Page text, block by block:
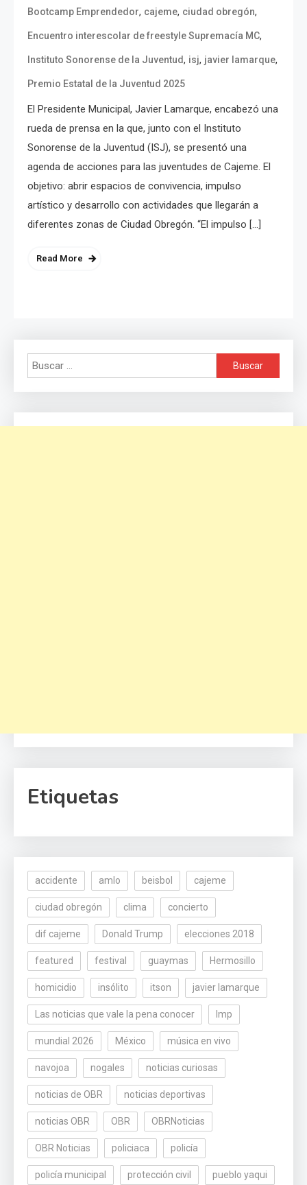
Bootcamp Emprendedor, cajeme, ciudad obregón,
Encuentro interescolar de freestyle Supremacía MC,
Instituto Sonorense de la Juventud, isj, javier lamarque,
Premio Estatal de la Juventud 2025
El Presidente Municipal, Javier Lamarque, encabezó una
rueda de prensa en la que, junto con el Instituto
Sonorense de la Juventud (ISJ), se presentó una
agenda de acciones para las juventudes de Cajeme. El
objetivo: abrir espacios de convivencia, impulso
artístico y desarrollo con actividades que llegarán a
diferentes zonas de Ciudad Obregón. “El impulso […]
Read More
Buscar:
Etiquetas
accidente amlo beisbol cajeme
ciudad obregón clima concierto
dif cajeme Donald Trump elecciones 2018
featured festival guaymas Hermosillo
homicidio insólito itson javier lamarque
Las noticias que vale la pena conocer lmp
mundial 2026 México música en vivo
navojoa nogales noticias curiosas
noticias de OBR noticias deportivas
noticias OBR OBR OBRNoticias
OBR Noticias policiaca policía
policía municipal protección civil pueblo yaqui